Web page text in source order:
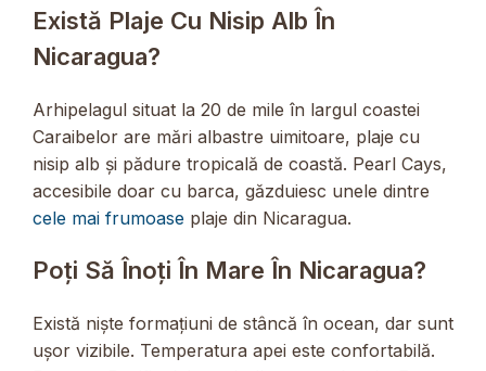
Există Plaje Cu Nisip Alb În
Nicaragua?
Arhipelagul situat la 20 de mile în largul coastei
Caraibelor are mări albastre uimitoare, plaje cu
nisip alb și pădure tropicală de coastă. Pearl Cays,
accesibile doar cu barca, găzduiesc unele dintre
cele mai frumoase plaje din Nicaragua.
Poți Să Înoți În Mare În Nicaragua?
Există niște formațiuni de stâncă în ocean, dar sunt
ușor vizibile. Temperatura apei este confortabilă.